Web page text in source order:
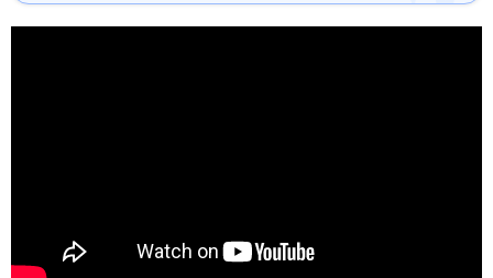
公會理事長翁瑞宏在三立政論節目《新台派上線》中直